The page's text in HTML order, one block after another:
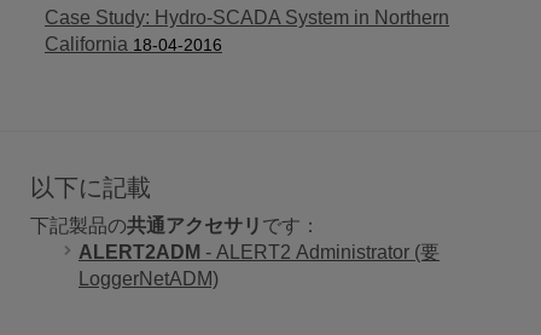
Case Study: Hydro-SCADA System in Northern
California 18-04-2016
以下に記載
下記製品の共通アクセサリ です：
ALERT2ADM - ALERT2 Administrator (要
LoggerNetADM)